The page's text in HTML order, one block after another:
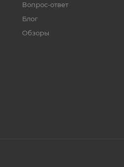
Вопрос-ответ
Блог
Обзоры